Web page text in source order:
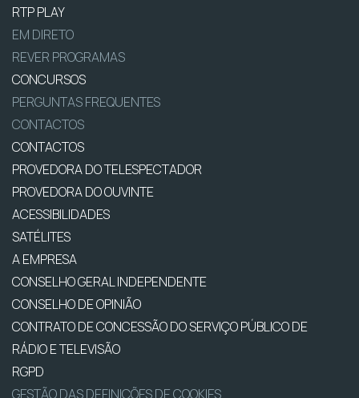
RTP PLAY
EM DIRETO
REVER PROGRAMAS
CONCURSOS
PERGUNTAS FREQUENTES
CONTACTOS
CONTACTOS
PROVEDORA DO TELESPECTADOR
PROVEDORA DO OUVINTE
ACESSIBILIDADES
SATÉLITES
A EMPRESA
CONSELHO GERAL INDEPENDENTE
CONSELHO DE OPINIÃO
CONTRATO DE CONCESSÃO DO SERVIÇO PÚBLICO DE
RÁDIO E TELEVISÃO
RGPD
GESTÃO DAS DEFINIÇÕES DE COOKIES